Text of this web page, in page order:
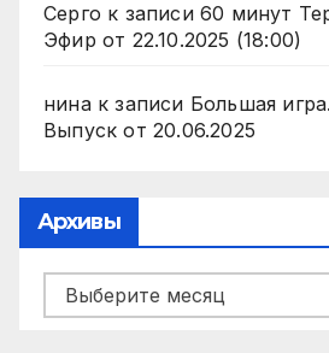
Серго к записи 60 минут
Эфир от 22.10.2025 (18:00)
нинак записи Большая
Выпуск от 20.06.2025
Архивы
Архивы